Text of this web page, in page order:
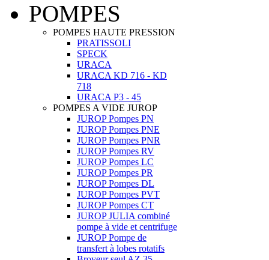
POMPES
POMPES HAUTE PRESSION
PRATISSOLI
SPECK
URACA
URACA KD 716 - KD
718
URACA P3 - 45
POMPES A VIDE JUROP
JUROP Pompes PN
JUROP Pompes PNE
JUROP Pompes PNR
JUROP Pompes RV
JUROP Pompes LC
JUROP Pompes PR
JUROP Pompes DL
JUROP Pompes PVT
JUROP Pompes CT
JUROP JULIA combiné
pompe à vide et centrifuge
JUROP Pompe de
transfert à lobes rotatifs